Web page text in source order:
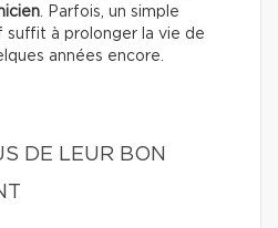
. Parfois, un simple
suffit à prolonger la vie de
années encore.
DE LEUR BON